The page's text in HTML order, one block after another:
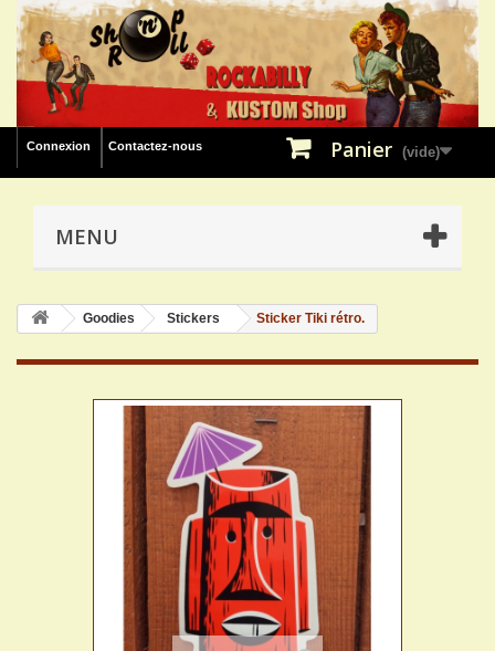
Connexion Contactez-nous Panier (vide)
MENU
Goodies Stickers Sticker Tiki rétro.